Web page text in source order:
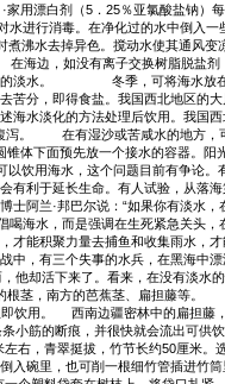
白剂（5．25％亚氯酸盐钠）每
行消毒。在净化过的水中倒入一
水去掉异色。搅动水使其通风变
如没有离子交换树脂脱盐剂，
要的淡水。 冬季，可将海水放在
分，即得食盐。我国西北地区的
水淡化的方法处理后饮用。我国
泻。 在有湿沙或苦咸水的地方，
体下面预先放一个接水的容器。
海水，这个问题目前有争论。
利于延长生命。有人试验，从落
·邦巴尔说：“如果你有淡水，
海水，而是强调在生死紧急关头
能积聚力量去捕鱼和收集雨水，
，有三个失事的水兵，在黑海中
而，他却活下来了。看来，在没
，南方的芭蕉茎、扁担藤等。
饮用。 西南边疆密林中的扁担藤
筋的断痕，并很快就会流出可供
青翠挺拔，竹节长约50厘米。选
碗里，也可削一根细竹管插进竹